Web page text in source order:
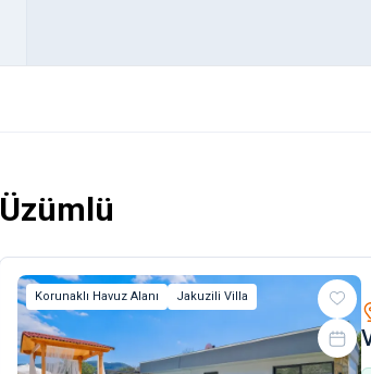
Üzümlü
Korunaklı Havuz Alanı Jakuzili Villa